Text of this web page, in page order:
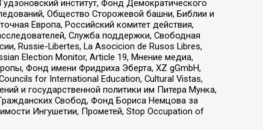
институт, Фонд Демократического
Общество Сторожевой башни, Библии и
Европа, Российский комитет действия,
Служба поддержки, Свободная
Russie-Libertes, La Asocicion de Rusos Libres,
Election Monitor, Article 19, Мнение медиа,
Фонд имени Фридриха Эберта, XZ gGmbH,
for International Education, Cultural Vistas,
и государственной политики им Питера Мунка,
Свобод, Фонд Бориса Немцова за
Ингушетии, Прометей, Stop Occupation of